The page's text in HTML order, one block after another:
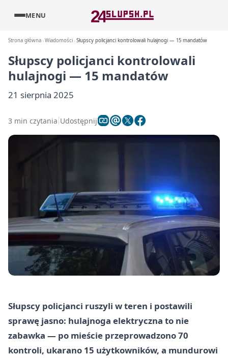
MENU
Strona główna Wiadomości Słupscy policjanci kontrolowali hulajnogi — 15 mandatów
Słupscy policjanci kontrolowali
hulajnogi — 15 mandatów
21 sierpnia 2025
3 min czytania Udostępnij
Słupscy policjanci ruszyli w teren i postawili
sprawę jasno: hulajnoga elektryczna to nie
zabawka — po mieście przeprowadzono 70
kontroli, ukarano 15 użytkowników, a mundurowi